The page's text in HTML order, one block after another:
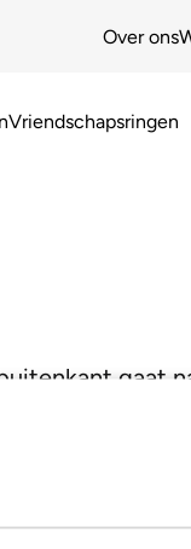
Over ons
Vriendschapsringen
gaat